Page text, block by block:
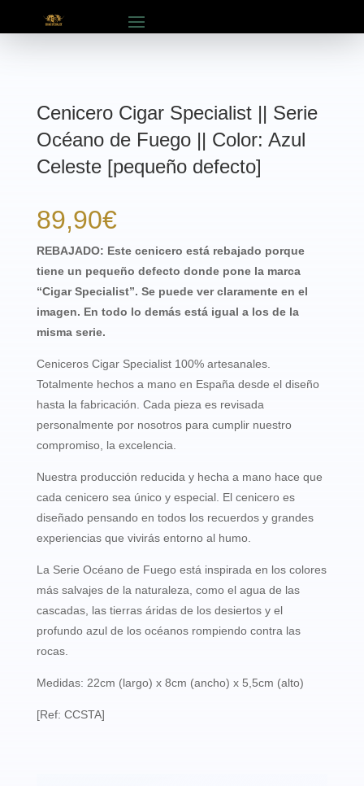
Cenicero Cigar Specialist || Serie
Océano de Fuego || Color: Azul
Celeste [pequeño defecto]
89,90€
REBAJADO: Este cenicero está rebajado porque
tiene un pequeño defecto donde pone la marca
“Cigar Specialist”. Se puede ver claramente en el
imagen. En todo lo demás está igual a los de la
misma serie.
Ceniceros Cigar Specialist 100% artesanales.
Totalmente hechos a mano en España desde el diseño
hasta la fabricación. Cada pieza es revisada
personalmente por nosotros para cumplir nuestro
compromiso, la excelencia.
Nuestra producción reducida y hecha a mano hace que
cada cenicero sea único y especial. El cenicero es
diseñado pensando en todos los recuerdos y grandes
experiencias que vivirás entorno al humo.
La Serie Océano de Fuego está inspirada en los colores
más salvajes de la naturaleza, como el agua de las
cascadas, las tierras áridas de los desiertos y el
profundo azul de los océanos rompiendo contra las
rocas.
Medidas: 22cm (largo) x 8cm (ancho) x 5,5cm (alto)
[Ref: CCSTA]